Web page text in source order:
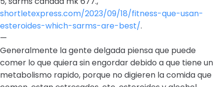
shortletexpress.com/2023/09/18/fitness-que-usan-
esteroides-which-sarms-are-best/.
—
Generalmente la gente delgada piensa que puede
comer lo que quiera sin engordar debido a que tiene un
metabolismo rapido, porque no digieren la comida que